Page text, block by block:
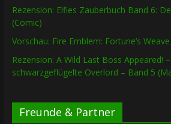
Rezension: Elfies Zauberbuch Band 6:
(Comic)
Vorschau: Fire Emblem: Fortune’s
Rezension: A Wild Last Boss Appeared!
schwarzgeflügelte Overlord – Band 5
Freunde & Partner